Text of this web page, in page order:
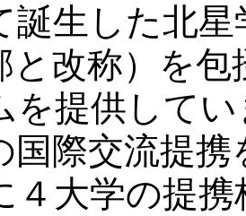
誕生した北
と改称）を
を提供して
国際交流提
４大学の提